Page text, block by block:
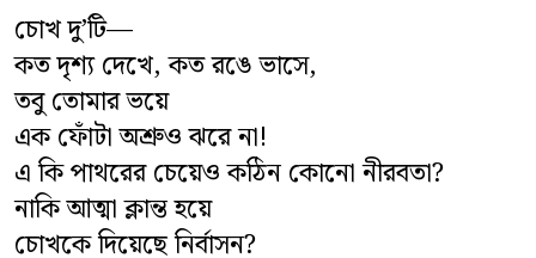
অপরাধ
ধর্ম
সাহিত্য
স্বাস্থ্য
চোখ দু’টি—
কত দৃশ্য দেখে, কত রঙে ভাসে,
তবু তোমার ভয়ে
এক ফোঁটা অশ্রুও ঝরে না!
এ কি পাথরের চেয়েও কঠিন কোনো নীরবতা?
নাকি আত্মা ক্লান্ত হয়ে
চোখকে দিয়েছে নির্বাসন?